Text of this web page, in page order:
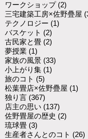
ワークショップ (2)
三宅建築工房×佐野疊屋
テクノロジー (1)
バスケット (2)
古民家と畳 (2)
夢授業 (1)
家族の風景 (33)
小上がり集 (1)
旅のコト (5)
松葉畳店×佐野疊屋 (1)
独り言 (367)
店主の思い (137)
佐野畳屋の歴史 (2)
琉球畳 (3)
生産者さんとのコト (26)